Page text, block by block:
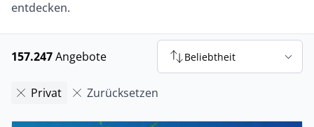
entdecken.
157.247Angebote Beliebtheit
Privat Zurücksetzen